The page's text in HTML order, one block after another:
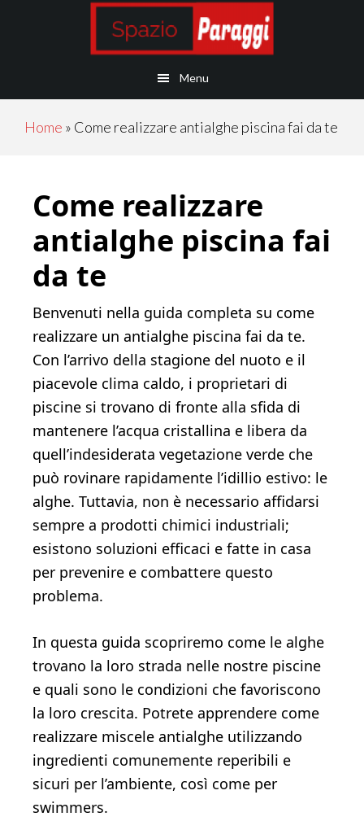
Menu
Home » Come realizzare antialghe piscina fai da te
Come realizzare
antialghe piscina fai
da te
Benvenuti nella guida completa su come
realizzare un antialghe piscina fai da te.
Con l’arrivo della stagione del nuoto e il
piacevole clima caldo, i proprietari di
piscine si trovano di fronte alla sfida di
mantenere l’acqua cristallina e libera da
quell’indesiderata vegetazione verde che
può rovinare rapidamente l’idillio estivo: le
alghe. Tuttavia, non è necessario affidarsi
sempre a prodotti chimici industriali;
esistono soluzioni efficaci e fatte in casa
per prevenire e combattere questo
problema.
In questa guida scopriremo come le alghe
trovano la loro strada nelle nostre piscine
e quali sono le condizioni che favoriscono
la loro crescita. Potrete apprendere come
realizzare miscele antialghe utilizzando
ingredienti comunemente reperibili e
sicuri per l’ambiente, così come per
swimmers.